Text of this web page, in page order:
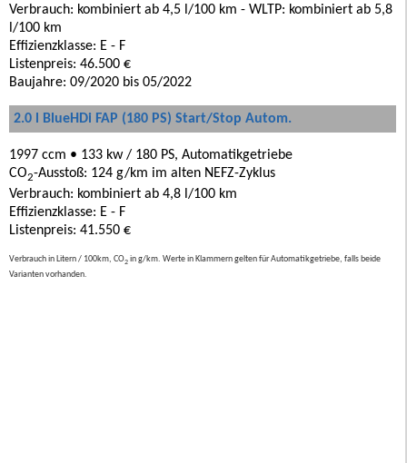
Verbrauch: kombiniert ab 4,5 l/100 km - WLTP: kombiniert ab 5,8
l/100 km
Effizienzklasse: E - F
Listenpreis: 46.500 €
Baujahre: 09/2020 bis 05/2022
2.0 l BlueHDi FAP (180 PS) Start/Stop Autom.
1997 ccm • 133 kw / 180 PS, Automatikgetriebe
CO2-Ausstoß: 124 g/km im alten NEFZ-Zyklus
Verbrauch: kombiniert ab 4,8 l/100 km
Effizienzklasse: E - F
Listenpreis: 41.550 €
Verbrauch in Litern / 100km, CO2 in g/km. Werte in Klammern gelten für Automatikgetriebe, falls beide
Varianten vorhanden.